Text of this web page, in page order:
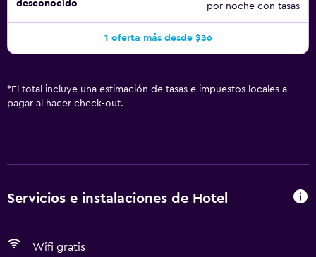
desconocido
por noche con tasas
1 oferta más desde $36
* El total incluye una estimación de tasas e impuestos locales a
pagar al hacer check-out.
Servicios e instalaciones de Hotel
Wifi gratis